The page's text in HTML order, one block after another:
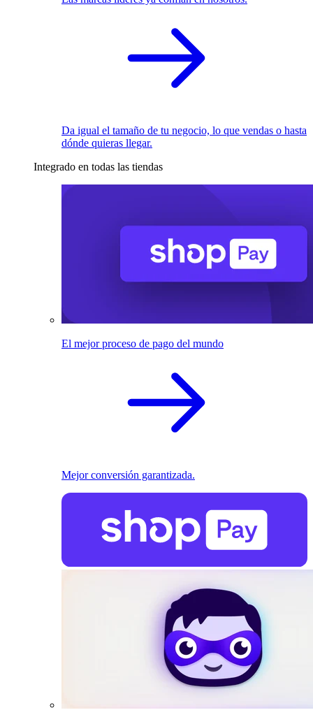
Da igual el tamaño de tu negocio, lo que vendas o hasta
dónde quieras llegar.
Integrado en todas las tiendas
El mejor proceso de pago del mundo
Mejor conversión garantizada.